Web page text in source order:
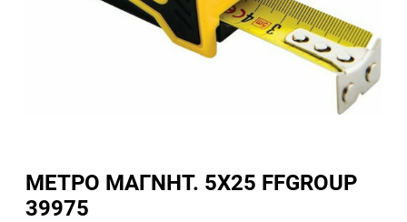
ΜΕΤΡΟ ΜΑΓΝΗΤ. 5Χ25 FFGROUP
39975